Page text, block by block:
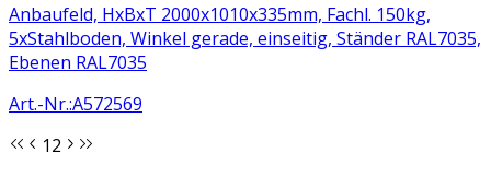
Anbaufeld, HxBxT 2000x1010x335mm, Fachl. 150kg,
5xStahlboden, Winkel gerade, einseitig, Ständer RAL7035,
Ebenen RAL7035
Art.-Nr.:A572569
12